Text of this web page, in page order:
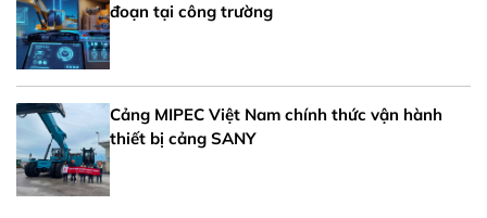
đoạn tại công trường
Cảng MIPEC Việt Nam chính thức vận hành
thiết bị cảng SANY